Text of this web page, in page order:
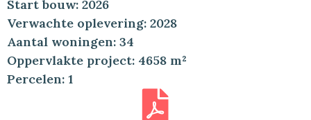
Start bouw: 2026
Verwachte oplevering: 2028
Aantal woningen: 34
Oppervlakte project: 4658 m²
Percelen: 1